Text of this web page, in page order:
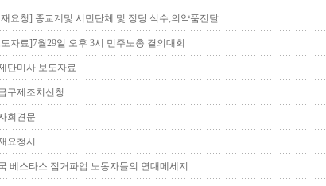
요청] 종교계및 시민단체 및 정당 식수,의약품전달
자료]7월29일 오후 3시 민주노총 결의대회
단미사 보도자료
구제조치신청
회견문
요청서
베스타스 점거파업 노동자들의 연대메세지